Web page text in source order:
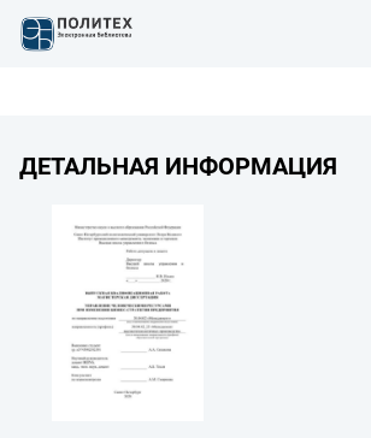
ДЕТАЛЬНАЯ ИНФОРМАЦИЯ